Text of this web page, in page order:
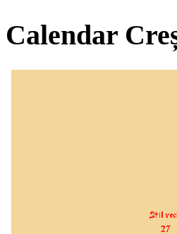
Calendar